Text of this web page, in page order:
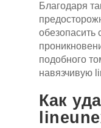
Благодаря
обезопасить
подобного
навязчивую
Как